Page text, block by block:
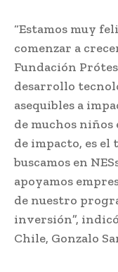
“Estamos muy
comenzar a
Fundación
desarrollo
asequibles a
de muchos
de impacto, es el
buscamos en
apoyamos
de nuestro
inversión”,
Chile, Gonzalo